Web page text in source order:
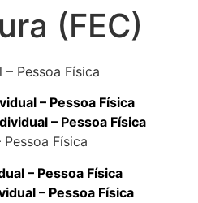
(FEC)
Pessoa Física
– Pessoa Física
– Pessoa Física
Física
– Pessoa Física
– Pessoa Física